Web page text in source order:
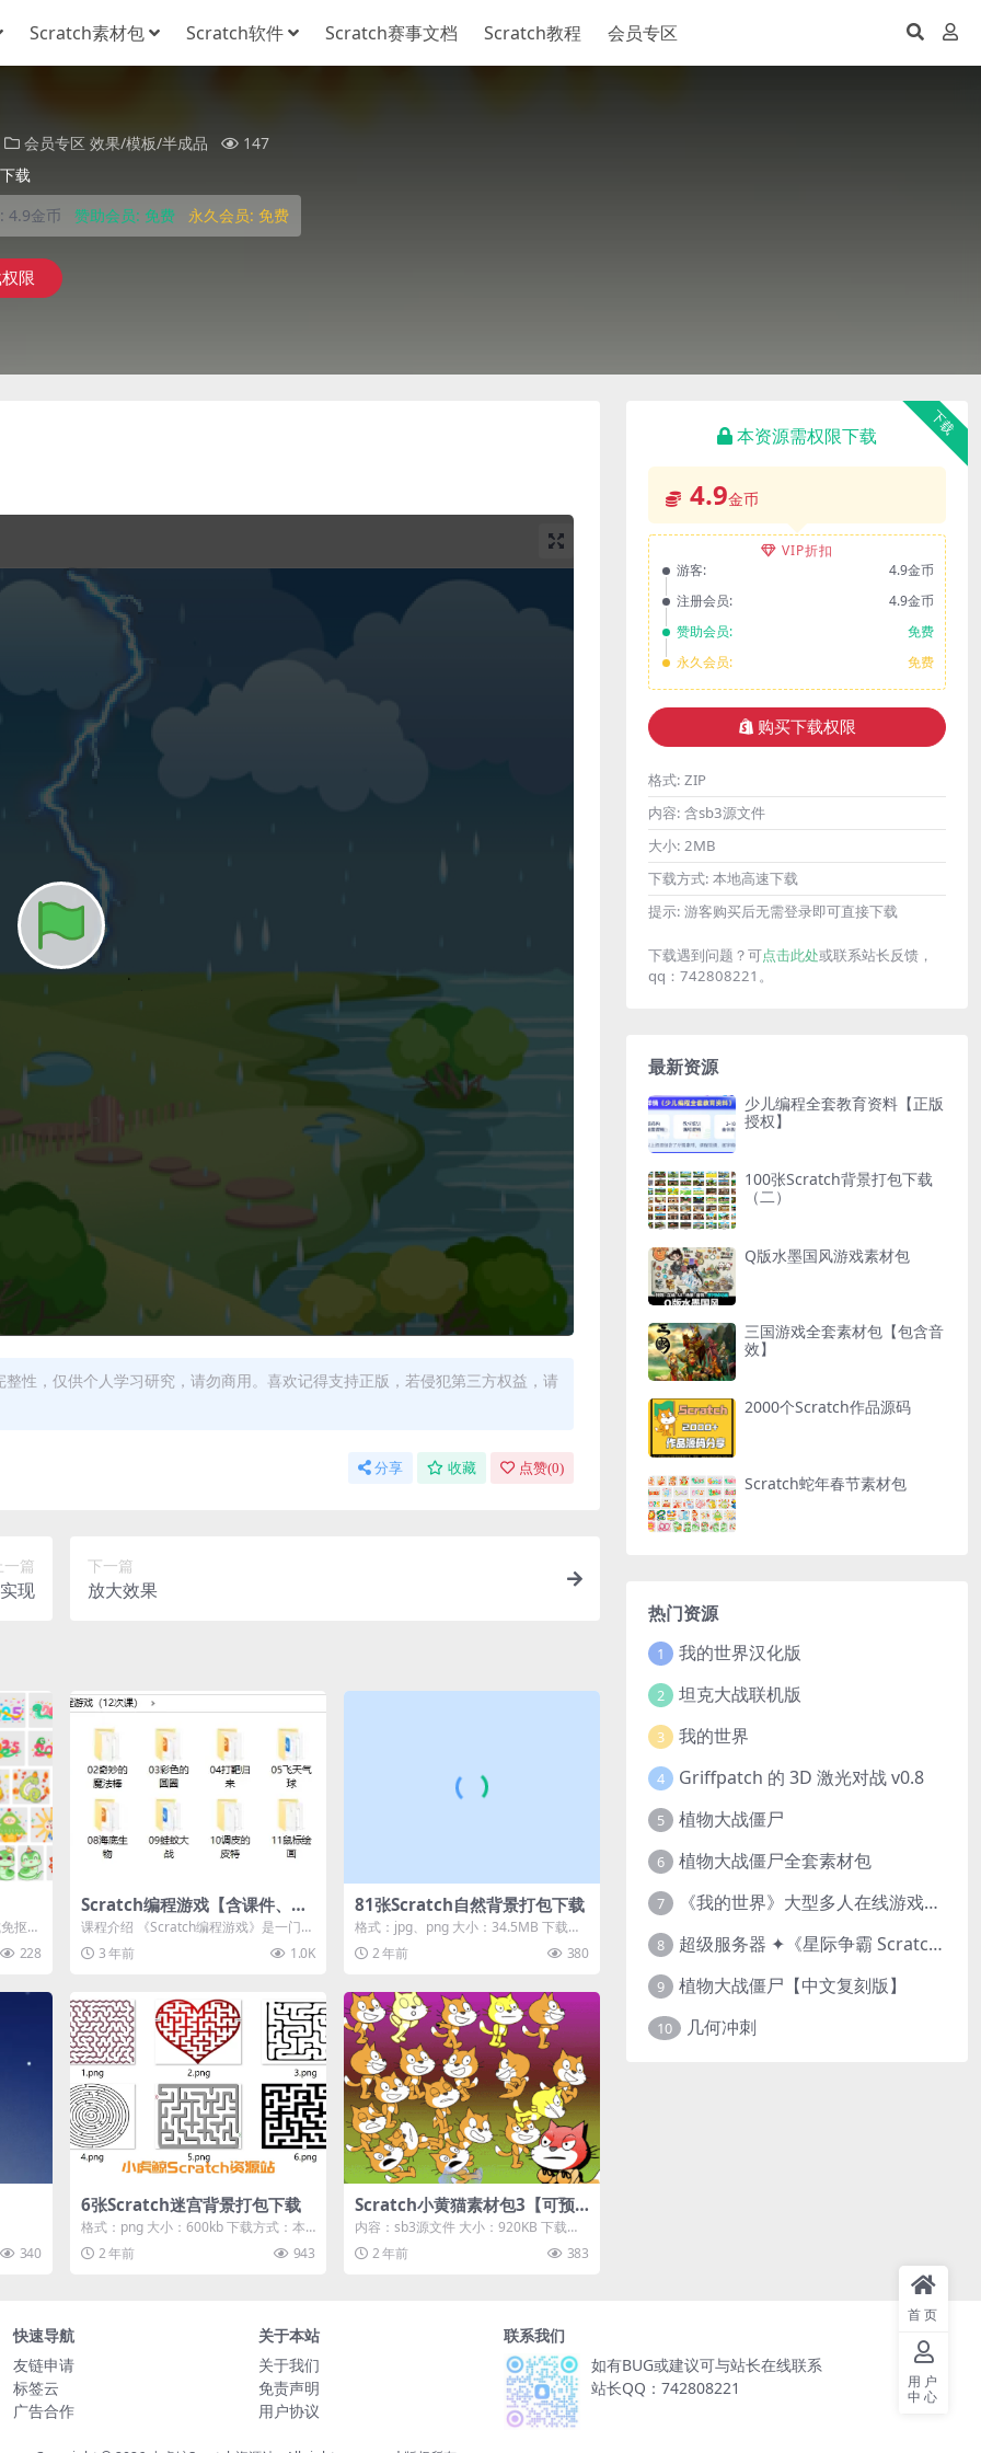
Scratch素材包 Scratch软件 Scratch赛事文档 Scratch教程 会员专区
会员专区 效果/模板/半成品
147
载
4.9金币 赞助会员: 免费 永久会员: 免费
限
性，仅供个人学习研究，请勿商用。喜欢记得支持正版，若侵犯第三方权益，请
分享 收藏 点赞(0)
一篇
现
下一篇
放大效果
抠素
228
Scratch编程游戏【含课件、讲
义、源代码，共12次课】
课程介绍 《Scratch编程游戏》是一门集
趣味与知识于一体的编程课程，通过1
2... 3 年前 1.0K
81张Scratch自然背景打包下载
格式：jpg、png 大小：34.5MB 下载方
式：本地高速下载 游客购买后无需...
2 年前 380
340
6张Scratch迷宫背景打包下载
格式：png 大小：600kb 下载方式：本
地高速下载 游客购买后无需登录即可
直...2 年前 943
Scratch小黄猫素材包3【可预
览】
内容：sb3源文件 大小：920KB 下载方
式：本地下载 游客购买后无需登录即
可...2 年前 383
下载
本资源需权限下载
4.9金币
VIP折扣
游客:
4.9金币
注册会员:
4.9金币
赞助会员:
免费
永久会员:
免费
购买下载权限
格式: ZIP
内容: 含sb3源文件
大小: 2MB
下载方式: 本地高速下载
提示: 游客购买后无需登录即可直接下载
下载遇到问题？可点击此处或联系站长反馈，
qq：742808221。
最新资源
少儿编程全套教育资料【正版
授权】
100张Scratch背景打包下载
（二）
Q版水墨国风游戏素材包
三国游戏全套素材包【包含音
效】
2000个Scratch作品源码
Scratch蛇年春节素材包
热门资源
1 我的世界汉化版
2 坦克大战联机版
3 我的世界
4 Griffpatch 的 3D 激光对战 v0.8
5 植物大战僵尸
6 植物大战僵尸全套素材包
7 《我的世界》大型多人在线游戏（MMO）v1.7
8 超级服务器 ✦《星际争霸 Scratch（经典版本）》
9 植物大战僵尸【中文复刻版】
10 几何冲刺
快速导航
友链申请
标签云
广告合作
关于本站
关于我们
免责声明
用户协议
联系我们
如有BUG或建议可与站长在线联系
站长QQ：742808221
首页
用户
中心